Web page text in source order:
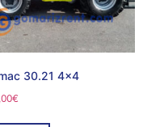
30.21 4×4
€